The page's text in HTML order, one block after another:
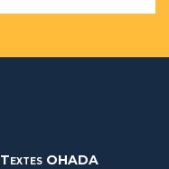
Textes OHADA